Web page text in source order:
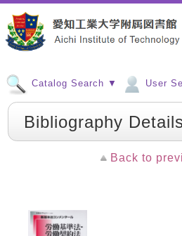
Catalog Search ▼ User
Bibliography
Back to